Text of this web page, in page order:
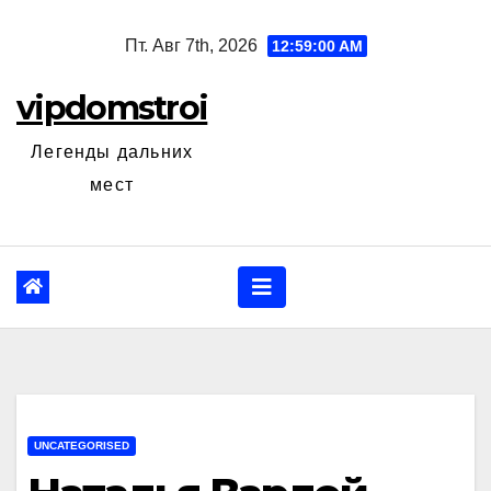
Пт. Авг 7th, 2026 12:59:01 AM
vipdomstroi
Легенды дальних
мест
UNCATEGORISED